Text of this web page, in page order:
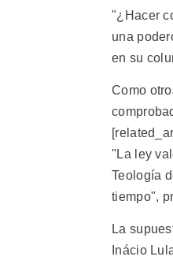
"¿Hacer
una
en su
Como
"La ley
Teología
tiempo",
La
Inácio